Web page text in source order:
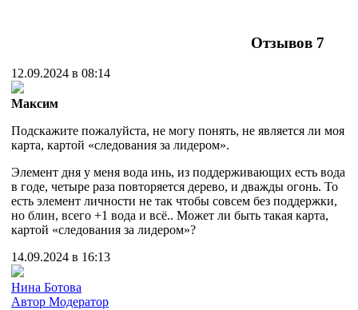
Отзывов 7
12.09.2024 в 08:14
Максим
Подскажите пожалуйста, не могу понять, не является ли моя
карта, картой «следования за лидером».
Элемент дня у меня вода инь, из поддерживающих есть вода
в годе, четыре раза повторяется дерево, и дважды огонь. То
есть элемент личности не так чтобы совсем без поддержки,
но блин, всего +1 вода и всё.. Может ли быть такая карта,
картой «следования за лидером»?
14.09.2024 в 16:13
Нина Ботова
Автор Модератор